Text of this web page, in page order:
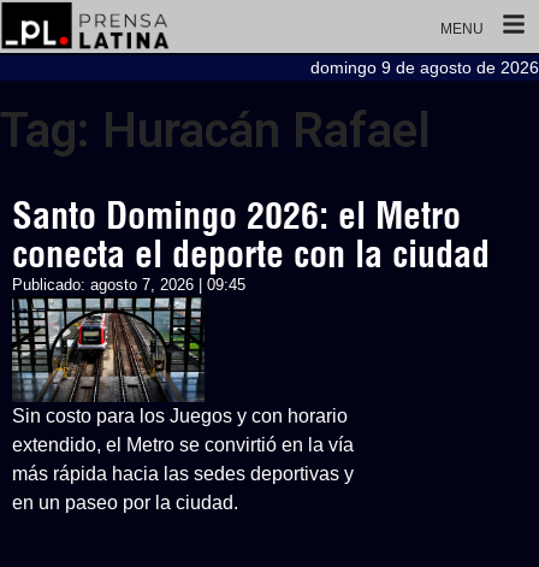
MENU
domingo 9 de agosto de 2026
Tag: Huracán Rafael
Santo Domingo 2026: el Metro
conecta el deporte con la ciudad
Publicado: agosto 7, 2026 | 09:45
Sin costo para los Juegos y con horario
extendido, el Metro se convirtió en la vía
más rápida hacia las sedes deportivas y
en un paseo por la ciudad.